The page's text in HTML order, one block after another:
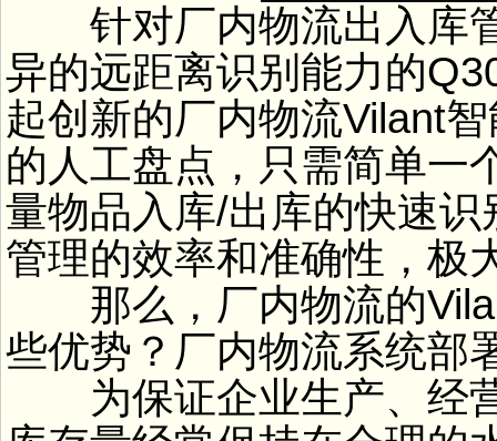
针对厂内物流出入库管
异的远距离识别能力的
起创新的厂内物流Vilant
的人工盘点，只需简单一
量物品入库/出库的快速
管理的效率和准确性，极
那么，厂内物流的
些优势？厂内物流系统部
为保证企业生产、经营